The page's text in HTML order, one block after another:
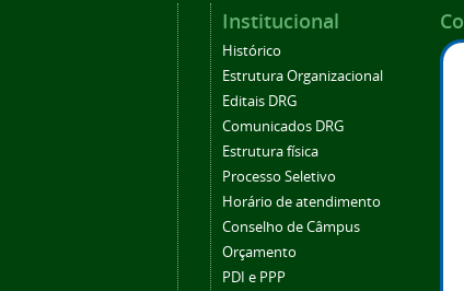
Institucional
Histórico
Estrutura Organizacional
Editais DRG
Comunicados DRG
Estrutura física
Processo Seletivo
Horário de atendimento
Conselho de Câmpus
Orçamento
PDI e PPP